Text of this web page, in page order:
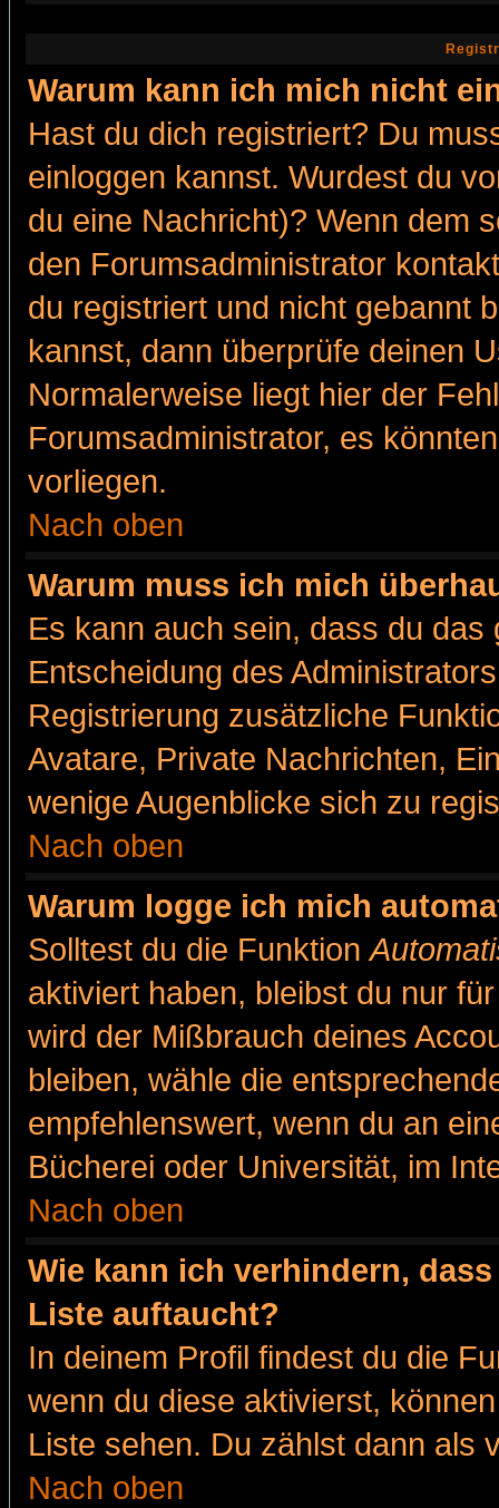
Warum kann ich mich nicht
Hast du dich registriert? Du
einloggen kannst. Wurdest du
du eine Nachricht)? Wenn dem
den Forumsadministrator
du registriert und nicht gebannt
kannst, dann überprüfe deinen
Normalerweise liegt hier der
Forumsadministrator, es
vorliegen.
Nach oben
Warum muss ich mich
Es kann auch sein, dass du
Entscheidung des
Registrierung zusätzliche
Avatare, Private Nachrichten,
wenige Augenblicke sich zu
Nach oben
Warum logge ich mich
Solltest du die Funktion
aktiviert haben, bleibst du nur
wird der Mißbrauch deines
bleiben, wähle die
empfehlenswert, wenn du an
Bücherei oder Universität, im
Nach oben
Wie kann ich verhindern,
Liste auftaucht?
In deinem Profil findest du die
wenn du diese aktivierst,
Liste sehen. Du zählst dann als
Nach oben